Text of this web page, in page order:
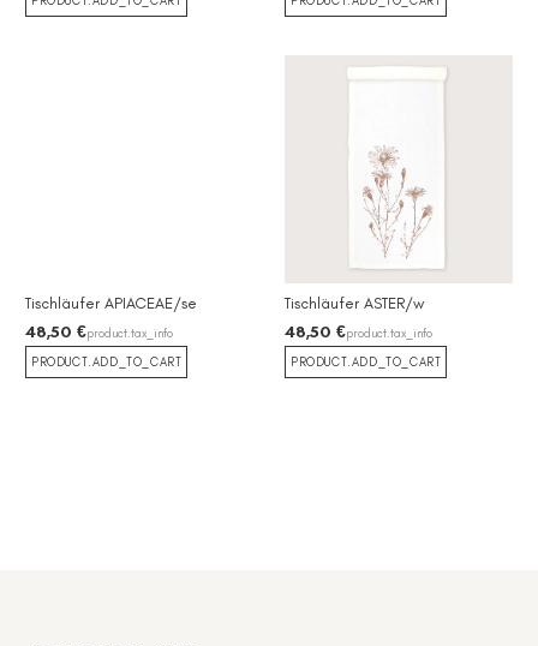
Tischläufer APIACEAE/se
48,50 €product.tax_info
PRODUCT.ADD_TO_CART
Tischläufer ASTER/w
48,50 €product.tax_info
PRODUCT.ADD_TO_CART